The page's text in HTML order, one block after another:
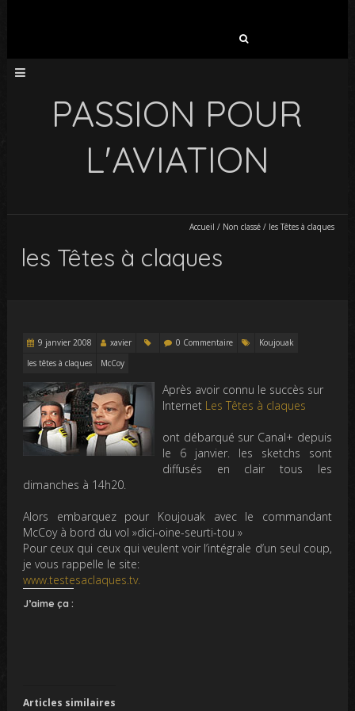
PASSION POUR
L'AVIATION
Accueil / Non classé/ les Têtes à claques
les Têtes à claques
9 janvier 2008 xavier 0 Commentaire
Koujouak
les têtes à claques
McCoy
Après avoir connu le succès sur
Internet Les Têtes à claques
ont débarqué sur Canal+ depuis
le 6 janvier. les sketchs sont
diffusés en clair tous les
dimanches à 14h20.
Alors embarquez pour Koujouak avec le commandant
McCoy à bord du vol »dici-oine-seurti-tou »
Pour ceux qui ceux qui veulent voir l’intégrale d’un seul coup,
je vous rappelle le site:
www.testesaclaques.tv.
J’aime ça :
Articles similaires